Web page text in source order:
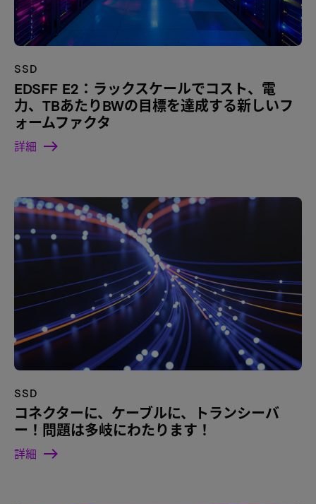
SSD
EDSFF E2：ラックスケールでコスト、電
力、TBあたりBWの目標を達成する新しいフ
ォームファクタ
詳細
SSD
コネクターに、ケーブルに、トランシーバ
ー！問題は多岐にわたります！
詳細